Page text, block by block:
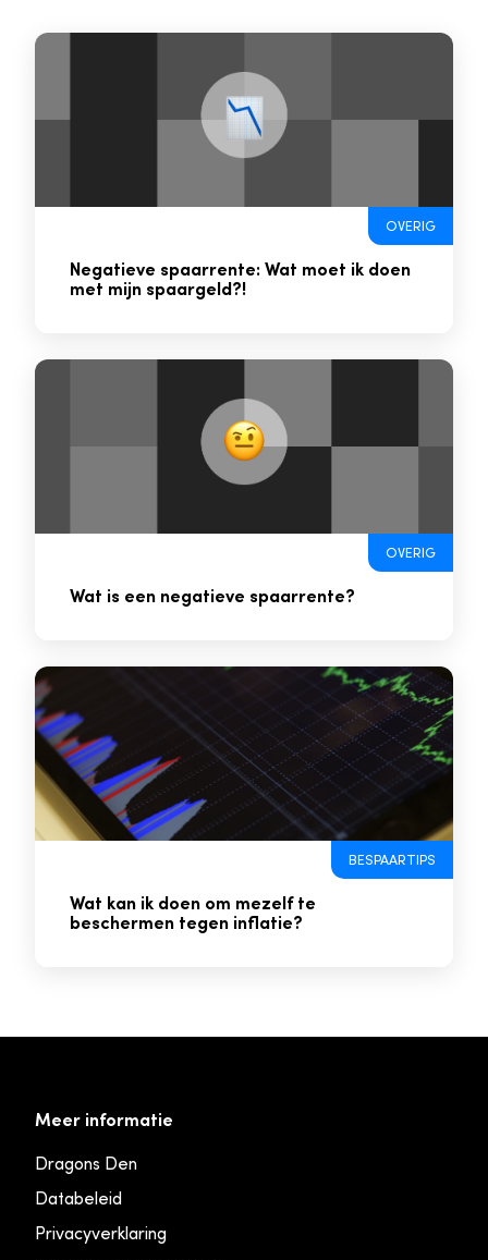
OVERIG
Negatieve spaarrente: Wat moet ik doen
met mijn spaargeld?!
OVERIG
Wat is een negatieve spaarrente?
BESPAARTIPS
Wat kan ik doen om mezelf te
beschermen tegen inflatie?
Meer informatie
Dragons Den
Databeleid
Privacyverklaring